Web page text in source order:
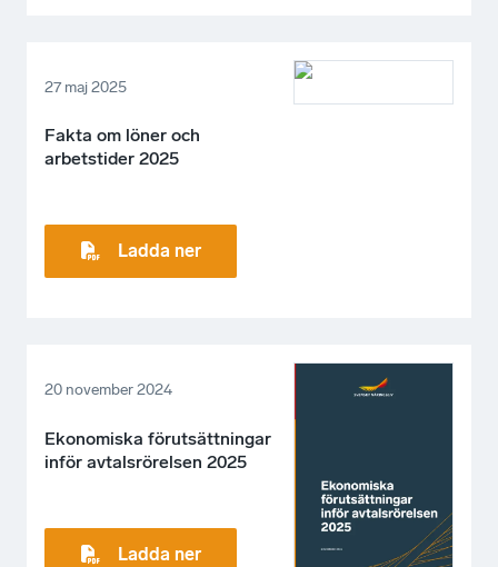
27 maj 2025
Fakta om löner och
arbetstider 2025
Ladda ner
20 november 2024
Ekonomiska förutsättningar
inför avtalsrörelsen 2025
Ladda ner